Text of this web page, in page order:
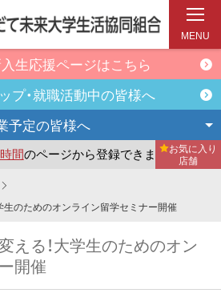
生応援ページはこちら
プ・就職活動中の皆様へ
予定の皆様へ
のページから登録できます。 ま
お気に入り
店舗
MENU
生のためのオンライン留学セミナー開催
える！大学生のためのオン
開催